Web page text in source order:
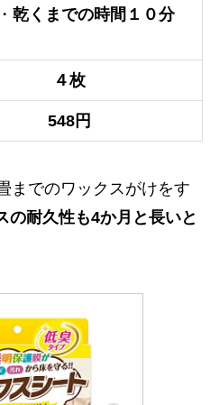
乾くまでの時間１０分
４枚
548円
までのワックスがけをす
の耐久性も4か月と長いと